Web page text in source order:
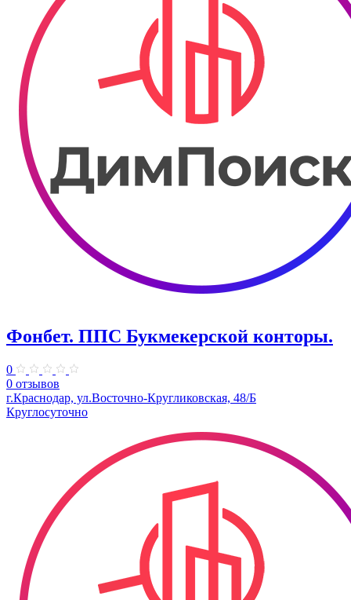
Фонбет. ППС Букмекерской конторы.
0
0 отзывов
г.Краснодар, ул.Восточно-Кругликовская, 48/Б
Круглосуточно